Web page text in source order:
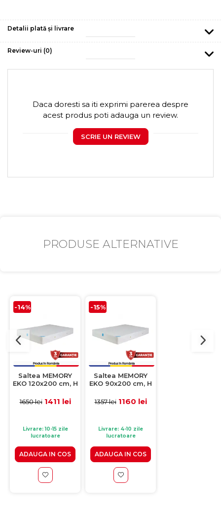
Detalii plată și livrare
Review-uri (0)
Daca doresti sa iti exprimi parerea despre
acest produs poti adauga un review.
SCRIE UN REVIEW
PRODUSE ALTERNATIVE
-14%
Saltea MEMORY
EKO 120x200 cm, H
memorie
1650 lei 1411 lei
Livrare: 10-15 zile
lucratoare
ADAUGA IN COS
-15%
Saltea MEMORY
EKO 90x200 cm, H
memorie
1357 lei 1160 lei
Livrare: 4-10 zile
lucratoare
ADAUGA IN COS